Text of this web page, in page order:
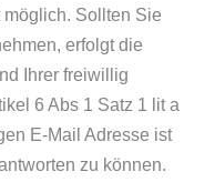
Sollten Sie
erfolgt die
Ihrer freiwillig
6 Abs 1 Satz 1 lit a
E-Mail Adresse ist
zu können.